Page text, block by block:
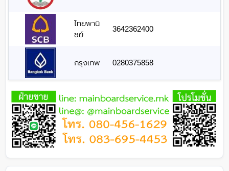
ไทยพานิ
ชย์
3642362400
กรุงเทพ 0280375858